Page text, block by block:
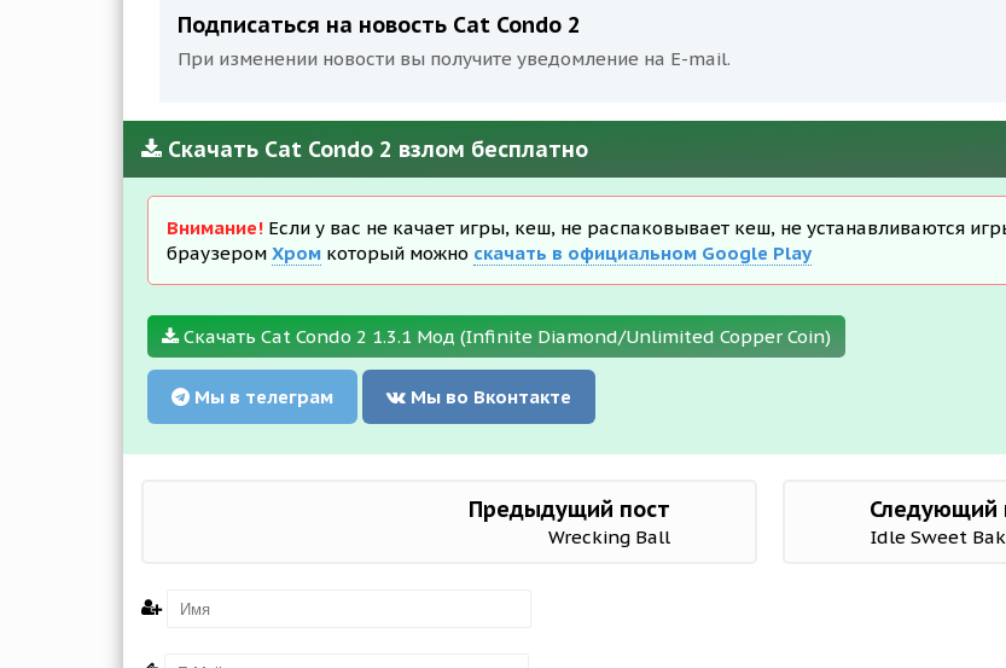
Подписаться на новость Cat Condo 2
При изменении новости вы получите уведомление на E-mail.
Скачать Cat Condo 2 взлом бесплатно
Внимание! Если у вас не качает игры, кеш, не распаковывает кеш, не устанавливаются
браузером Хром который можно скачать в официальном Google Play
Скачать Cat Condo 2 1.3.1 Мод (Infinite Diamond/Unlimited Copper Coin)
Мы в телеграм Мы во Вконтакте
Предыдущий пост
Wrecking Ball
Следующий
Idle Sweet